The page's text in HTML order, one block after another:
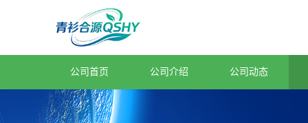
公司首页 公司介绍 公司动态